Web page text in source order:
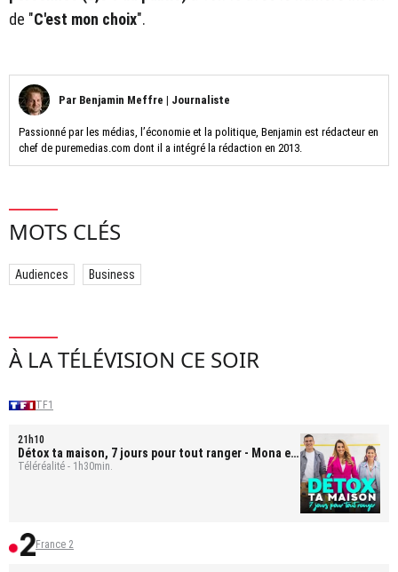
de "C'est mon choix".
Par Benjamin Meffre | Journaliste
Passionné par les médias, l’économie et la politique, Benjamin est rédacteur en
chef de puremedias.com dont il a intégré la rédaction en 2013.
MOTS CLÉS
Audiences Business
À LA TÉLÉVISION CE SOIR
TF1
21h10
Détox ta maison, 7 jours pour tout ranger - Mona et
Bastien
Téléréalité - 1h30min.
France 2